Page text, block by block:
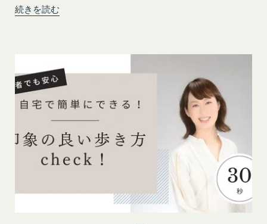
続きを読む
をまとめて「提供物」といいます。）に関する知的
前項にかかわらず、会員は当社に対し、提供物に関
し、無償、地域無限定、非独占的、サブライセンス
可能かつ譲渡可能な使用、複製、配布、派生著作物
の作成、表示および実行（以下「使用等」といいま
す。）に関する権利を付与するものとします。
会員は、提供物について、自らが使用等についての
適法な権利を有していることおよび提供物が第三者
の権利を侵害していないことについて保証するもの
会員は、当社および当社から提供物の権利を承継し